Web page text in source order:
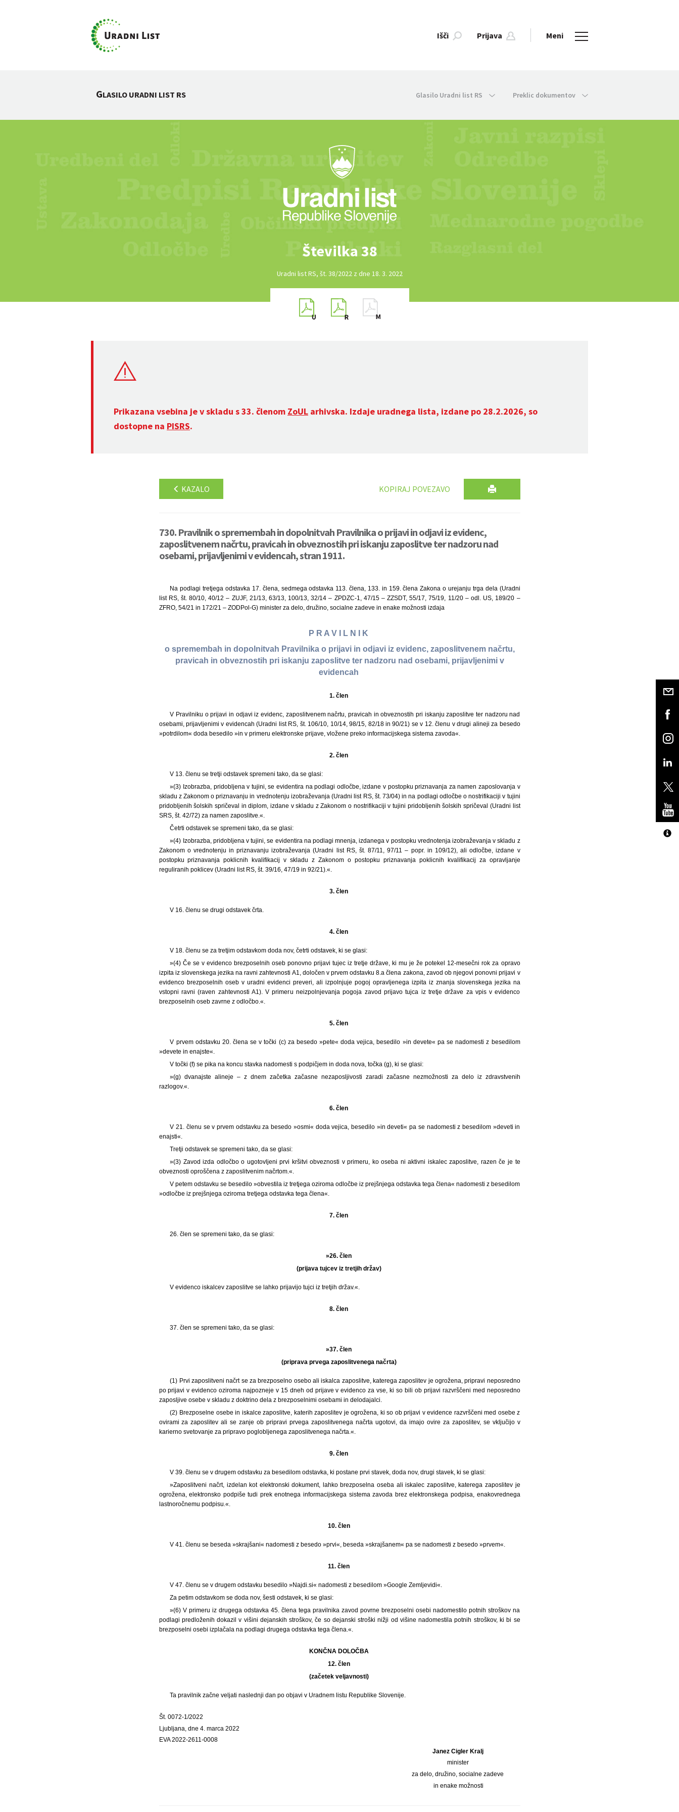
Išči Prijava Meni
GLASILO URADNI LIST RS Glasilo Uradni list RS Preklic dokumentov
Številka 38
Uradni list RS, št. 38/2022 z dne 18. 3. 2022
Prikazana vsebina je v skladu s 33. členom ZoUL arhivska. Izdaje uradnega lista, izdane po 28.2.2026, so
dostopne na PISRS.
KAZALO KOPIRAJ POVEZAVO
730. Pravilnik o spremembah in dopolnitvah Pravilnika o prijavi in odjavi iz evidenc,
zaposlitvenem načrtu, pravicah in obveznostih pri iskanju zaposlitve ter nadzoru nad
osebami, prijavljenimi v evidencah, stran 1911.
Na podlagi tretjega odstavka 17. člena, sedmega odstavka 113. člena, 133. in 159. člena Zakona o urejanju trga dela (Uradni
list RS, št. 80/10, 40/12 – ZUJF, 21/13, 63/13, 100/13, 32/14 – ZPDZC-1, 47/15 – ZZSDT, 55/17, 75/19, 11/20 – odl. US, 189/20 –
ZFRO, 54/21 in 172/21 – ZODPol-G) minister za delo, družino, socialne zadeve in enake možnosti izdaja
P R A V I L N I K
o spremembah in dopolnitvah Pravilnika o prijavi in odjavi iz evidenc, zaposlitvenem načrtu,
pravicah in obveznostih pri iskanju zaposlitve ter nadzoru nad osebami, prijavljenimi v
evidencah
1. člen
V Pravilniku o prijavi in odjavi iz evidenc, zaposlitvenem načrtu, pravicah in obveznostih pri iskanju zaposlitve ter nadzoru nad
osebami, prijavljenimi v evidencah (Uradni list RS, št. 106/10, 10/14, 98/15, 82/18 in 90/21) se v 12. členu v drugi alineji za besedo
»potrdilom« doda besedilo »in v primeru elektronske prijave, vložene preko informacijskega sistema zavoda«.
2. člen
V 13. členu se tretji odstavek spremeni tako, da se glasi:
»(3) Izobrazba, pridobljena v tujini, se evidentira na podlagi odločbe, izdane v postopku priznavanja za namen zaposlovanja v
skladu z Zakonom o priznavanju in vrednotenju izobraževanja (Uradni list RS, št. 73/04) in na podlagi odločbe o nostrifikaciji v tujini
pridobljenih šolskih spričeval in diplom, izdane v skladu z Zakonom o nostrifikaciji v tujini pridobljenih šolskih spričeval (Uradni list
SRS, št. 42/72) za namen zaposlitve.«.
Četrti odstavek se spremeni tako, da se glasi:
»(4) Izobrazba, pridobljena v tujini, se evidentira na podlagi mnenja, izdanega v postopku vrednotenja izobraževanja v skladu z
Zakonom o vrednotenju in priznavanju izobraževanja (Uradni list RS, št. 87/11, 97/11 – popr. in 109/12), ali odločbe, izdane v
postopku priznavanja poklicnih kvalifikacij v skladu z Zakonom o postopku priznavanja poklicnih kvalifikacij za opravljanje
reguliranih poklicev (Uradni list RS, št. 39/16, 47/19 in 92/21).«.
3. člen
V 16. členu se drugi odstavek črta.
4. člen
V 18. členu se za tretjim odstavkom doda nov, četrti odstavek, ki se glasi:
»(4) Če se v evidenco brezposelnih oseb ponovno prijavi tujec iz tretje države, ki mu je že potekel 12-mesečni rok za opravo
izpita iz slovenskega jezika na ravni zahtevnosti A1, določen v prvem odstavku 8.a člena zakona, zavod ob njegovi ponovni prijavi v
evidenco brezposelnih oseb v uradni evidenci preveri, ali izpolnjuje pogoj opravljenega izpita iz znanja slovenskega jezika na
vstopni ravni (raven zahtevnosti A1). V primeru neizpolnjevanja pogoja zavod prijavo tujca iz tretje države za vpis v evidenco
brezposelnih oseb zavrne z odločbo.«.
5. člen
V prvem odstavku 20. člena se v točki (c) za besedo »pete« doda vejica, besedilo »in devete« pa se nadomesti z besedilom
»devete in enajste«.
V točki (f) se pika na koncu stavka nadomesti s podpičjem in doda nova, točka (g), ki se glasi:
»(g) dvanajste alineje ‒ z dnem začetka začasne nezaposljivosti zaradi začasne nezmožnosti za delo iz zdravstvenih
razlogov.«.
6. člen
V 21. členu se v prvem odstavku za besedo »osmi« doda vejica, besedilo »in deveti« pa se nadomesti z besedilom »deveti in
enajsti«.
Tretji odstavek se spremeni tako, da se glasi:
»(3) Zavod izda odločbo o ugotovljeni prvi kršitvi obveznosti v primeru, ko oseba ni aktivni iskalec zaposlitve, razen če je te
obveznosti oproščena z zaposlitvenim načrtom.«.
V petem odstavku se besedilo »obvestila iz tretjega oziroma odločbe iz prejšnjega odstavka tega člena« nadomesti z besedilom
»odločbe iz prejšnjega oziroma tretjega odstavka tega člena«.
7. člen
26. člen se spremeni tako, da se glasi:
»26. člen
(prijava tujcev iz tretjih držav)
V evidenco iskalcev zaposlitve se lahko prijavijo tujci iz tretjih držav.«.
8. člen
37. člen se spremeni tako, da se glasi:
»37. člen
(priprava prvega zaposlitvenega načrta)
(1) Prvi zaposlitveni načrt se za brezposelno osebo ali iskalca zaposlitve, katerega zaposlitev je ogrožena, pripravi neposredno
po prijavi v evidenco oziroma najpozneje v 15 dneh od prijave v evidenco za vse, ki so bili ob prijavi razvrščeni med neposredno
zaposljive osebe v skladu z doktrino dela z brezposelnimi osebami in delodajalci.
(2) Brezposelne osebe in iskalce zaposlitve, katerih zaposlitev je ogrožena, ki so ob prijavi v evidence razvrščeni med osebe z
ovirami za zaposlitev ali se zanje ob pripravi prvega zaposlitvenega načrta ugotovi, da imajo ovire za zaposlitev, se vključijo v
karierno svetovanje za pripravo poglobljenega zaposlitvenega načrta.«.
9. člen
V 39. členu se v drugem odstavku za besedilom odstavka, ki postane prvi stavek, doda nov, drugi stavek, ki se glasi:
»Zaposlitveni načrt, izdelan kot elektronski dokument, lahko brezposelna oseba ali iskalec zaposlitve, katerega zaposlitev je
ogrožena, elektronsko podpiše tudi prek enotnega informacijskega sistema zavoda brez elektronskega podpisa, enakovrednega
lastnoročnemu podpisu.«.
10. člen
V 41. členu se beseda »skrajšani« nadomesti z besedo »prvi«, beseda »skrajšanem« pa se nadomesti z besedo »prvem«.
11. člen
V 47. členu se v drugem odstavku besedilo »Najdi.si« nadomesti z besedilom »Google Zemljevidi«.
Za petim odstavkom se doda nov, šesti odstavek, ki se glasi:
»(6) V primeru iz drugega odstavka 45. člena tega pravilnika zavod povrne brezposelni osebi nadomestilo potnih stroškov na
podlagi predloženih dokazil v višini dejanskih stroškov, če so dejanski stroški nižji od višine nadomestila potnih stroškov, ki bi se
brezposelni osebi izplačala na podlagi drugega odstavka tega člena.«.
KONČNA DOLOČBA
12. člen
(začetek veljavnosti)
Ta pravilnik začne veljati naslednji dan po objavi v Uradnem listu Republike Slovenije.
Št. 0072-1/2022
Ljubljana, dne 4. marca 2022
EVA 2022-2611-0008
Janez Cigler Kralj
minister
za delo, družino, socialne zadeve
in enake možnosti